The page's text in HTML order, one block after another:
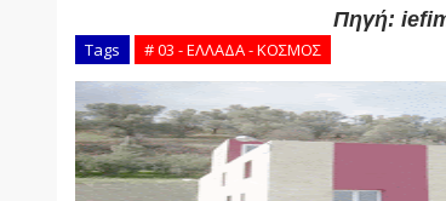
Πηγή:
Tags # 03 - ΕΛΛΑΔΑ - ΚΟΣΜΟΣ